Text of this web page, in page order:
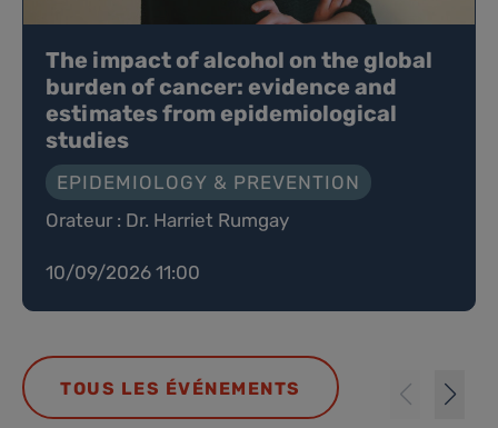
The impact of alcohol on the global
burden of cancer: evidence and
estimates from epidemiological
studies
EPIDEMIOLOGY & PREVENTION
Orateur : Dr. Harriet Rumgay
10/09/2026 11:00
TOUS LES ÉVÉNEMENTS